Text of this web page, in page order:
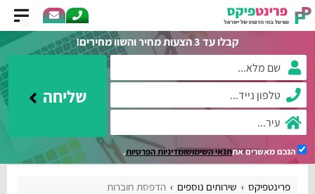
קבלו עד 3 הצעות מחיר והשוו מחירים!
שליחה
הנכם מאשרים אתתנאי השימושומדיניות הפרטיות.
פרינטפיקס שירותים נוספים הדפסת חוברות